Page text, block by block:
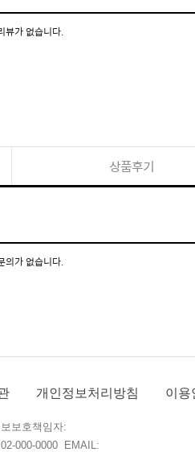
뷰가 없습니다.
상품후기
의가 없습니다.
개인정보처리방침 이용
보호책임자:
000-0000 EMAIL: